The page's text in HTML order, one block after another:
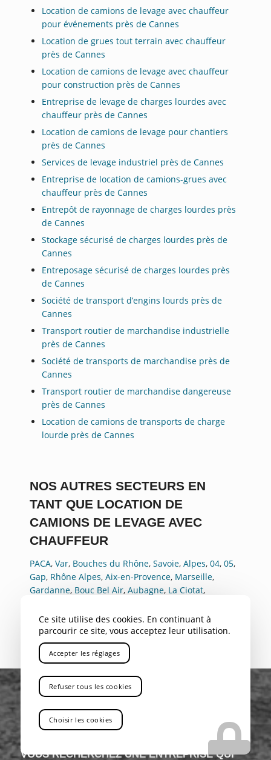
Location de camions de levage avec chauffeur
pour événements près de Cannes
Location de grues tout terrain avec chauffeur
près de Cannes
Location de camions de levage avec chauffeur
pour construction près de Cannes
Entreprise de levage de charges lourdes avec
chauffeur près de Cannes
Location de camions de levage pour chantiers
près de Cannes
Services de levage industriel près de Cannes
Entreprise de location de camions-grues avec
chauffeur près de Cannes
Entrepôt de rayonnage de charges lourdes près
de Cannes
Stockage sécurisé de charges lourdes près de
Cannes
Entreposage sécurisé de charges lourdes près
de Cannes
Société de transport d’engins lourds près de
Cannes
Transport routier de marchandise industrielle
près de Cannes
Société de transports de marchandise près de
Cannes
Transport routier de marchandise dangereuse
près de Cannes
Location de camions de transports de charge
lourde près de Cannes
NOS AUTRES SECTEURS EN
TANT QUE LOCATION DE
CAMIONS DE LEVAGE AVEC
CHAUFFEUR
PACA, Var, Bouches du Rhône, Savoie, Alpes, 04, 05,
Gap, Rhône Alpes, Aix-en-Provence, Marseille,
Gardanne, Bouc Bel Air, Aubagne, La Ciotat,
VOUS RECHERCHEZ UNE ENTREPRISE QUI
Ce site utilise des cookies. En continuant à
parcourir ce site, vous acceptez leur utilisation.
Accepter les réglages
Refuser tous les cookies
Choisir les cookies